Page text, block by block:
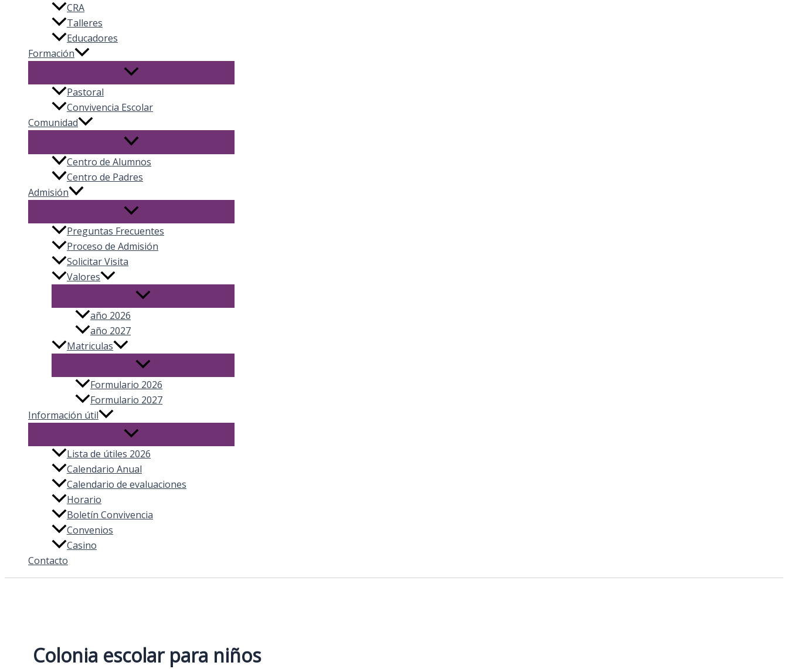
CRA
Talleres
Educadores
Formación
Pastoral
Convivencia Escolar
Comunidad
Centro de Alumnos
Centro de Padres
Admisión
Preguntas Frecuentes
Proceso de Admisión
Solicitar Visita
Valores
año 2026
año 2027
Matriculas
Formulario 2026
Formulario 2027
Información útil
Lista de útiles 2026
Calendario Anual
Calendario de evaluaciones
Horario
Boletín Convivencia
Convenios
Casino
Contacto
Colonia escolar para niños